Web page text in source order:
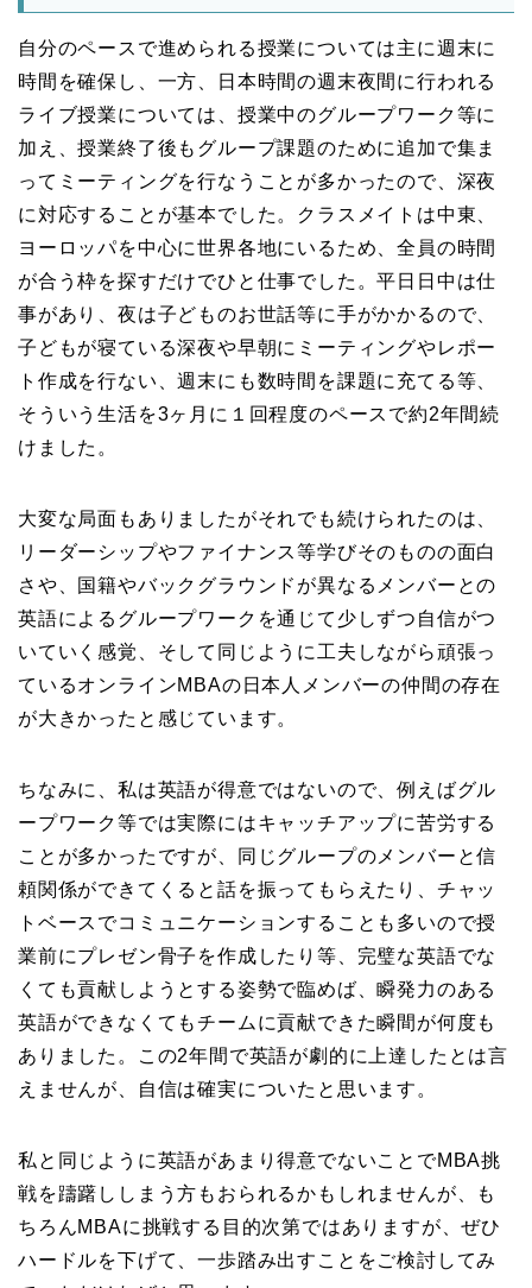
自分のペースで進められる授業については主に週末に
時間を確保し、一方、日本時間の週末夜間に行われる
ライブ授業については、授業中のグループワーク等に
加え、授業終了後もグループ課題のために追加で集ま
ってミーティングを行なうことが多かったので、深夜
に対応することが基本でした。クラスメイトは中東、
ヨーロッパを中心に世界各地にいるため、全員の時間
が合う枠を探すだけでひと仕事でした。平日日中は仕
事があり、夜は子どものお世話等に手がかかるので、
子どもが寝ている深夜や早朝にミーティングやレポー
ト作成を行ない、週末にも数時間を課題に充てる等、
そういう生活を3ヶ月に１回程度のペースで約2年間続
けました。
大変な局面もありましたがそれでも続けられたのは、
リーダーシップやファイナンス等学びそのものの面白
さや、国籍やバックグラウンドが異なるメンバーとの
英語によるグループワークを通じて少しずつ自信がつ
いていく感覚、そして同じように工夫しながら頑張っ
ているオンラインMBAの日本人メンバーの仲間の存在
が大きかったと感じています。
ちなみに、私は英語が得意ではないので、例えばグル
ープワーク等では実際にはキャッチアップに苦労する
ことが多かったですが、同じグループのメンバーと信
頼関係ができてくると話を振ってもらえたり、チャッ
トベースでコミュニケーションすることも多いので授
業前にプレゼン骨子を作成したり等、完璧な英語でな
くても貢献しようとする姿勢で臨めば、瞬発力のある
英語ができなくてもチームに貢献できた瞬間が何度も
ありました。この2年間で英語が劇的に上達したとは言
えませんが、自信は確実についたと思います。
私と同じように英語があまり得意でないことでMBA挑
戦を躊躇ししまう方もおられるかもしれませんが、も
ちろんMBAに挑戦する目的次第ではありますが、ぜひ
ハードルを下げて、一歩踏み出すことをご検討してみ